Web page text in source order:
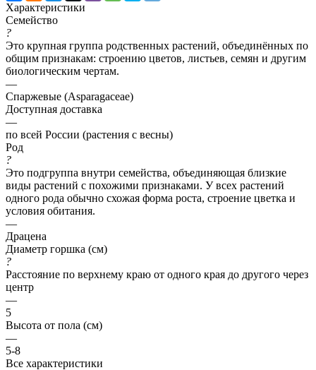
Характеристики
Семейство
?
Это крупная группа родственных растений, объединённых по
общим признакам: строению цветов, листьев, семян и другим
биологическим чертам.
—
Спаржевые (Asparagaceae)
Доступная доставка
—
по всей России (растения с весны)
Род
?
Это подгруппа внутри семейства, объединяющая близкие
виды растений с похожими признаками. У всех растений
одного рода обычно схожая форма роста, строение цветка и
условия обитания.
—
Драцена
Диаметр горшка (см)
?
Расстояние по верхнему краю от одного края до другого через
центр
—
5
Высота от пола (см)
—
5-8
Все характеристики